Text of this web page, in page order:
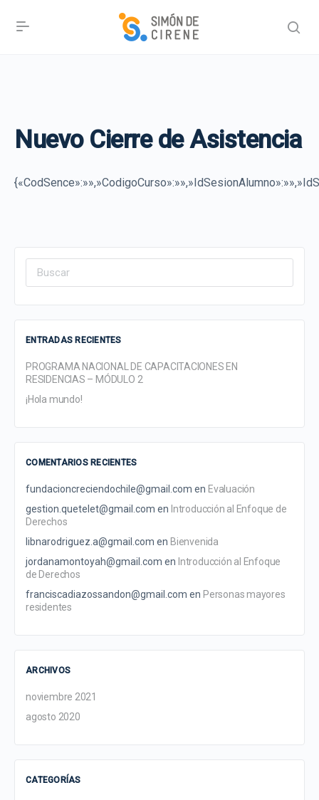
Nuevo Cierre de Asistencia
Search
ENTRADAS RECIENTES
PROGRAMA NACIONAL DE CAPACITACIONES EN
RESIDENCIAS – MÓDULO 2
¡Hola mundo!
COMENTARIOS RECIENTES
fundacioncreciendochile@gmail.com en Evaluación
gestion.quetelet@gmail.com en Introducción al Enfoque de
Derechos
libnarodriguez.a@gmail.com en Bienvenida
jordanamontoyah@gmail.com en Introducción al Enfoque
de Derechos
franciscadiazossandon@gmail.com en Personas mayores
residentes
ARCHIVOS
noviembre 2021
agosto 2020
CATEGORÍAS